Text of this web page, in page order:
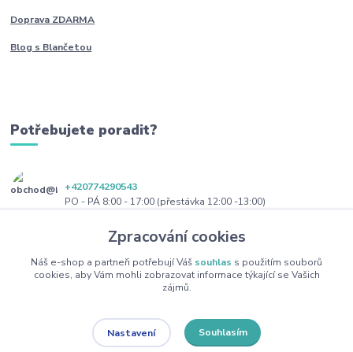
Doprava ZDARMA
Blog s Blančetou
Potřebujete poradit?
+420774290543
PO - PÁ 8:00 - 17:00 (přestávka 12:00 -13:00)
obchod@blanceta.czZpracování cookies
Náš e-shop a partneři potřebují Váš souhlas s použitím souborů
cookies, aby Vám mohli zobrazovat informace týkající se Vašich
zájmů.
Nastavení Souhlasím